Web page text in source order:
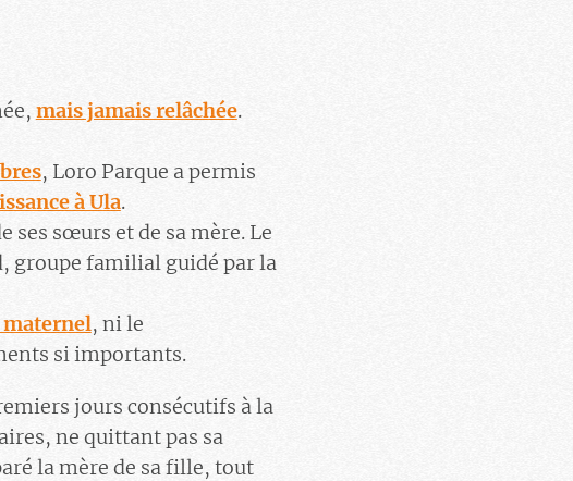
mais jamais relâchée.
, Loro Parque a permis
à Ula.
ses sœurs et de sa mère. Le
groupe familial guidé par la
, ni le
si importants.
jours consécutifs à la
ne quittant pas sa
la mère de sa fille, tout